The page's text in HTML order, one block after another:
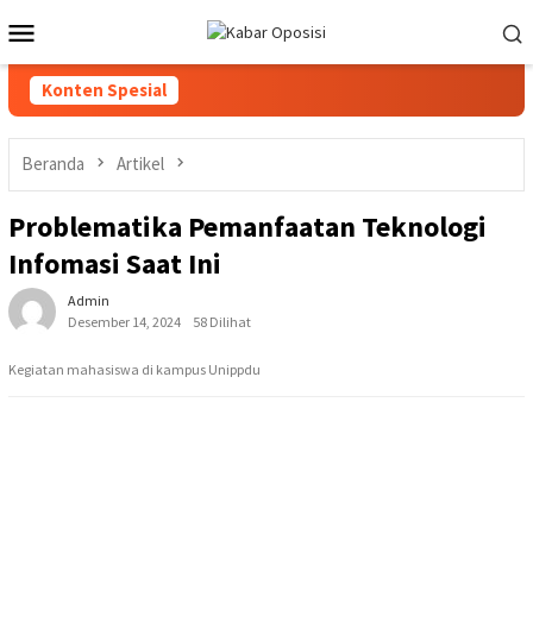
ke
kontenMobile
Konten Spesial
Beranda Artikel
Problematika Pemanfaatan Teknologi
Infomasi Saat Ini
Admin
Desember 14, 2024
58 Dilihat
Kegiatan mahasiswa di kampus Unippdu